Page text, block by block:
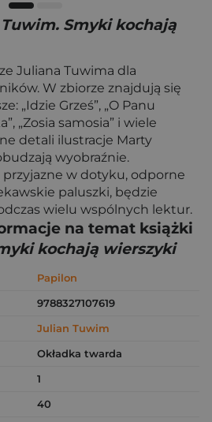
Smyki kochają
Juliana Tuwima dla
W zbiorze znajdują się
„Idzie Grześ”, „O Panu
„Zosia samosia” i wiele
detali ilustracje Marty
wyobraźnie.
w dotyku, odporne
paluszki, będzie
wielu wspólnych lektur.
na temat książki
kochają wierszyki
Papilon
9788327107619
Julian Tuwim
Okładka twarda
1
40